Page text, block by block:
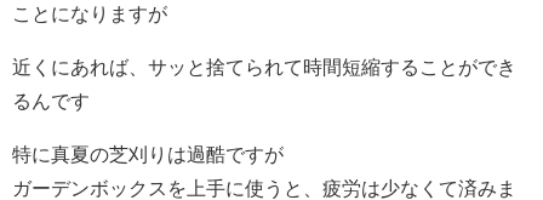
ことになりますが
近くにあれば、サッと捨てられて時間短縮することができ
るんです
特に真夏の芝刈りは過酷ですが
ガーデンボックスを上手に使うと、疲労は少なくて済みま